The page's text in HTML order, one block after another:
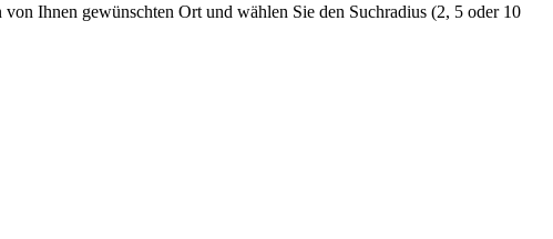
Ihnen gewünschten Ort und wählen Sie den Suchradius (2, 5 oder 10